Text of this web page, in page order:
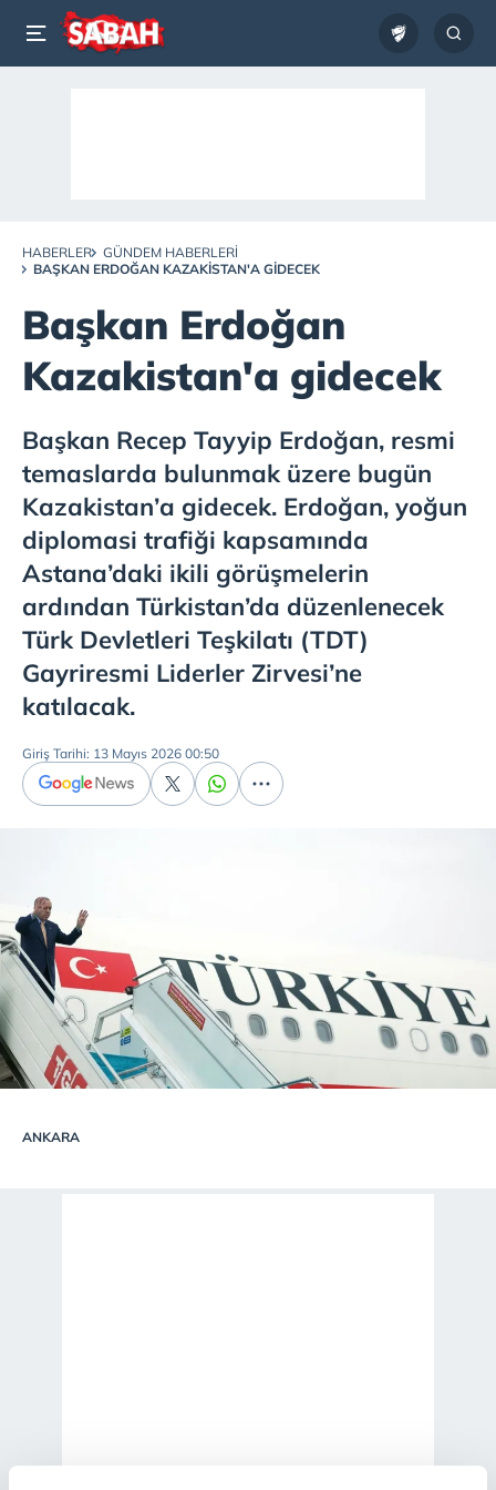
HABERLER
GÜNDEM HABERLERI
BAŞKAN ERDOĞAN KAZAKISTAN'A GIDECEK
Başkan Erdoğan
Kazakistan'a gidecek
Başkan Recep Tayyip Erdoğan, resmi
temaslarda bulunmak üzere bugün
Kazakistan’a gidecek. Erdoğan, yoğun
diplomasi trafiği kapsamında
Astana’daki ikili görüşmelerin
ardından Türkistan’da düzenlenecek
Türk Devletleri Teşkilatı (TDT)
Gayriresmi Liderler Zirvesi’ne
katılacak.
Giriş Tarihi: 13 Mayıs 2026 00:50
ANKARA